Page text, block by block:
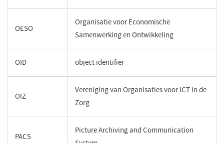
OESO
Organisatie voor Economische
Samenwerking en Ontwikkeling
OID object identifier
OIZ
Vereniging van Organisaties voor ICT in de
Zorg
PACS
Picture Archiving and Communication